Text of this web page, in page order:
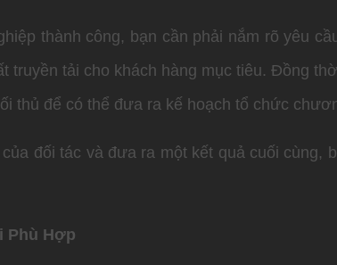
thành công, bạn cần phải nắm rõ yêu
tải cho khách hàng mục tiêu. Đồng
thủ để có thể đưa ra kế hoạch tổ chức
đối tác và đưa ra một kết quả cuối cùng,
Phù Hợp